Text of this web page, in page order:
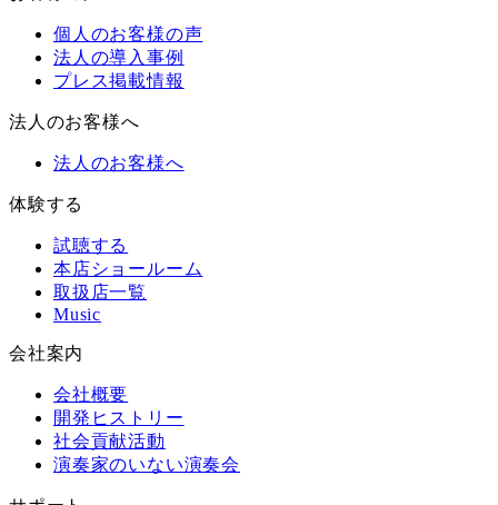
個人のお客様の声
法人の導入事例
プレス掲載情報
法人のお客様へ
法人のお客様へ
体験する
試聴する
本店ショールーム
取扱店一覧
Music
会社案内
会社概要
開発ヒストリー
社会貢献活動
演奏家のいない演奏会